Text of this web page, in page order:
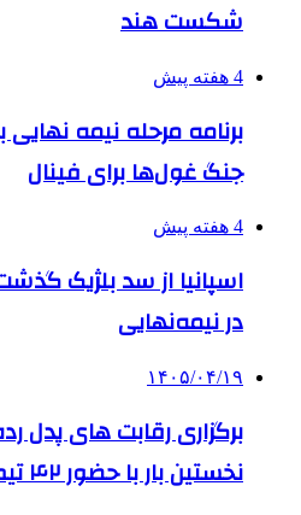
شکست هند
4 هفته پیش
برنامه مرحله نیمه
جنگ غول‌ها برای فینال
4 هفته پیش
اسپانیا از سد بلژیک
در نیمه‌نهایی
۱۴۰۵/۰۴/۱۹
برگزاری رقابت های پدل
نخستین بار با حضور ۴۲ تیم